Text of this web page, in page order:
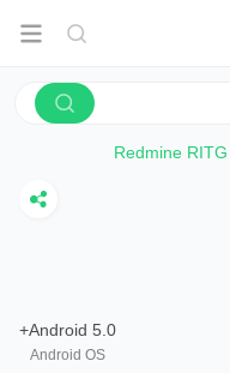
Redmine RITG
Android 5.0+
Android OS